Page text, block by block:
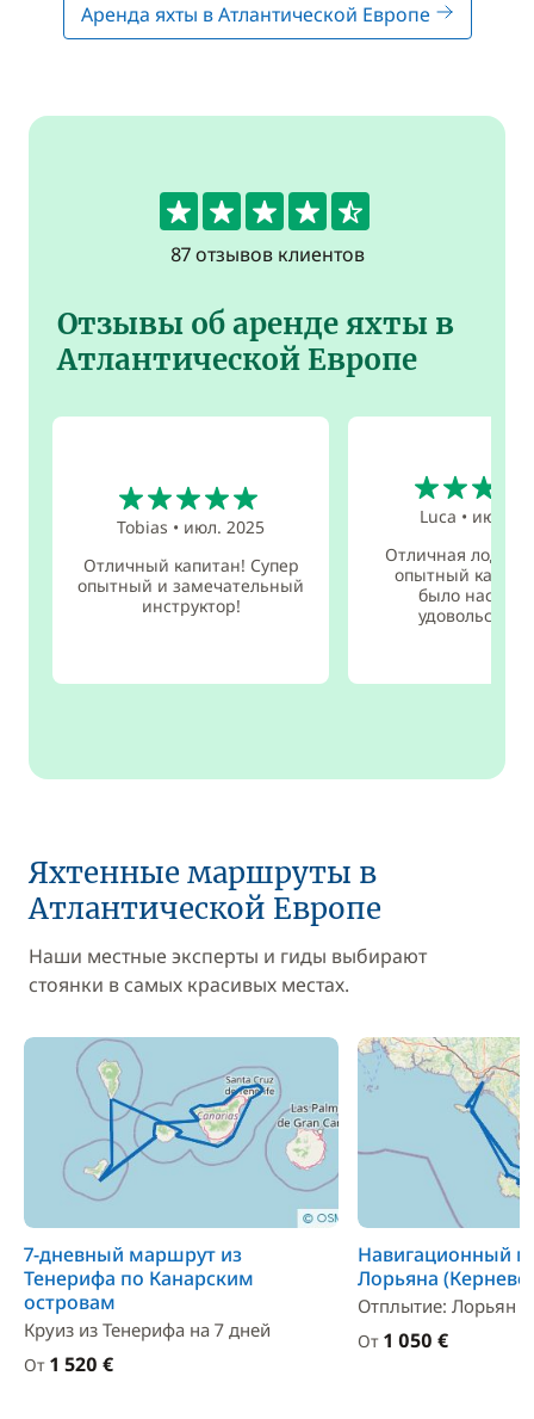
Аренда яхты в Атлантической Европе
4.7
87 отзывов клиентов
Отзывы об аренде яхты в
Атлантической Европе
Tobias • июл. 2025
Отличный капитан! Супер
опытный и замечательный
инструктор!
Luca • июн.
Отличная лодка
опытный
было
Яхтенные маршруты в
Атлантической Европе
Наши местные эксперты и гиды выбирают
стоянки в самых красивых местах.
7-дневный маршрут из
Тенерифа по Канарским
островам
Круиз из Тенерифа на 7 дней
От 1 520 €
Навигационный
Лорьяна
Отплытие: Лорьян -
От 1 050 €